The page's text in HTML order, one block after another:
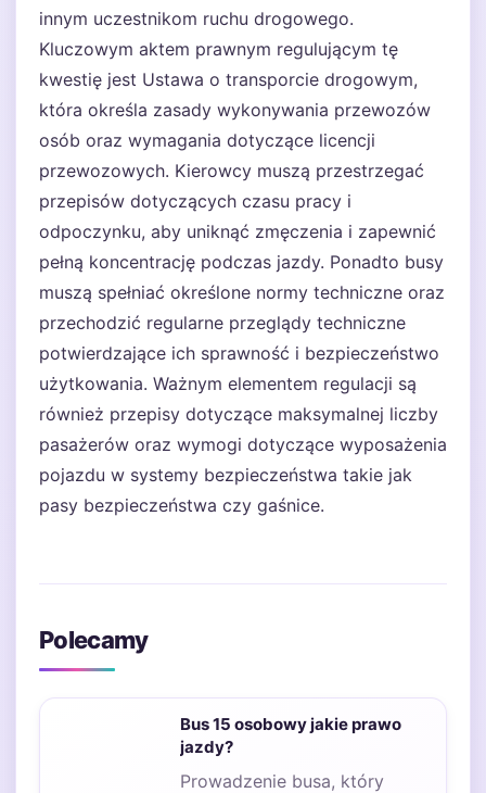
innym uczestnikom ruchu drogowego.
Kluczowym aktem prawnym regulującym tę
kwestię jest Ustawa o transporcie drogowym,
która określa zasady wykonywania przewozów
osób oraz wymagania dotyczące licencji
przewozowych. Kierowcy muszą przestrzegać
przepisów dotyczących czasu pracy i
odpoczynku, aby uniknąć zmęczenia i zapewnić
pełną koncentrację podczas jazdy. Ponadto busy
muszą spełniać określone normy techniczne oraz
przechodzić regularne przeglądy techniczne
potwierdzające ich sprawność i bezpieczeństwo
użytkowania. Ważnym elementem regulacji są
również przepisy dotyczące maksymalnej liczby
pasażerów oraz wymogi dotyczące wyposażenia
pojazdu w systemy bezpieczeństwa takie jak
pasy bezpieczeństwa czy gaśnice.
Polecamy
Bus 15 osobowy jakie prawo
jazdy?
Prowadzenie busa, który